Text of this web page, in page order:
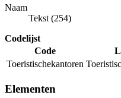
Naam
Tekst (254)
Codelijst
Code
Toeristischekantoren
Elementen